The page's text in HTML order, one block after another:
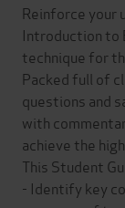
Reinforce your
Introduction to
technique for
Packed full of
questions and
with
achieve the
This Student
- Identify key